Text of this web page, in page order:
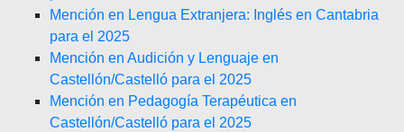
Mención en Lengua Extranjera: Inglés en Cantabria
para el 2025
Mención en Audición y Lenguaje en
Castellón/Castelló para el 2025
Mención en Pedagogía Terapéutica en
Castellón/Castelló para el 2025